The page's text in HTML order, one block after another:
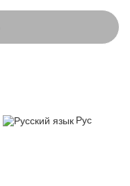
Рус